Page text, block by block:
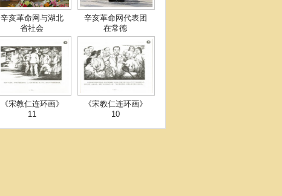
辛亥革命网与湖北
省社会
辛亥革命网代表团
在常德
《宋教仁连环画》
11
《宋教仁连环画》
10